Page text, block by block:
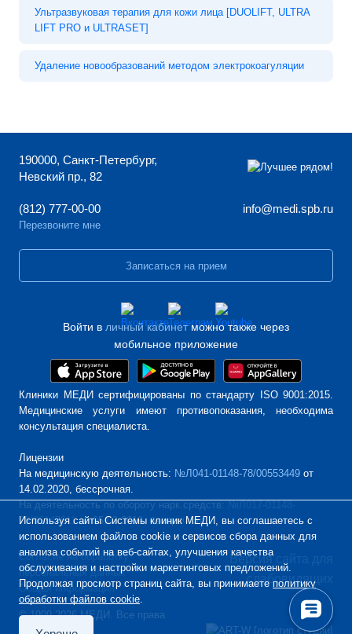
Ультразвуковая терапия для кожи лица [DUOLIFT, ULTRA
LIFT PRO и ULTRASET]
Удаление новообразований методом электрокоагуляции
Используя сайты Системы клиник МЕДИ, вы соглашаетесь с
использованием файлов cookie и сервисов сбора данных для
анализа событий на веб-сайтах, улучшения качества
обслуживания и настройки маркетинговых предложений.
Продолжая просмотр страниц сайта, вы принимаете политику
обработки файлов cookie.
190000, Санкт-Петербург,
Невский пр., 82
(812) 777-00-00
Перезвоните мне
info@medi.spb.ru
Записаться на прием
Клиники МЕДИ сертифицированы по стандарту ISO 9001:2015.
Медицинские услуги имеют противопоказания, необходима
консультация специалиста.
Лицензии
На медицинскую деятельность: №Л041-01148-78/00553449 от
14.02.2020, бессрочная.
На деятельность по обороту нарк.средств:
78/00147611от 05.03.2019, бессрочная.
Войти в личный кабинетможно также через
мобильное приложение
Согласие на обработку
персональных данных
Общая информация
© 1999-2026 МЕДИ. Все права
защищены
Версия сайта для
слабовидящих
Дизайн